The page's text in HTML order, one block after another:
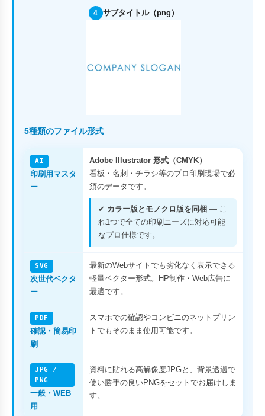
4 サブタイトル（png）
5種類のファイル形式
AI
印刷用マスタ
ー
Adobe Illustrator 形式（CMYK）
看板・名刺・チラシ等のプロ印刷現場で必
須のデータです。
✔ カラー版とモノクロ版を同梱 — こ
れ1つで全ての印刷ニーズに対応可能
なプロ仕様です。
SVG
次世代ベクタ
ー
最新のWebサイトでも劣化なく表示できる
軽量ベクター形式。HP制作・Web広告に
最適です。
PDF
確認・簡易印
刷
スマホでの確認やコンビニのネットプリン
トでもそのまま使用可能です。
JPG /
PNG
一般・WEB
用
資料に貼れる高解像度JPGと、背景透過で
使い勝手の良いPNGをセットでお届けしま
す。